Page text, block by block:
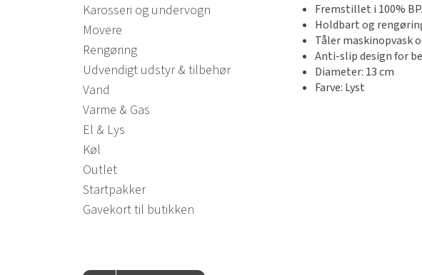
Karosseri og undervogn
Movere
Rengøring
Udvendigt udstyr & tilbehør
Vand
Varme & Gas
El & Lys
Køl
Outlet
Startpakker
Gavekort til butikken
Fremstillet i 100%
Holdbart og
Tåler maskinopvask
Anti-slip design for
Diameter: 13 cm
Farve: Lyst